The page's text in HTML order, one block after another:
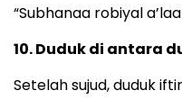
“Subhanaa robiyal
10. Duduk di antara
Setelah sujud, duduk